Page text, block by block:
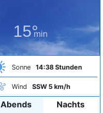
15°
min
Sonne 14:38 Stunden
Wind SSW 5 km/h
Abends Nachts